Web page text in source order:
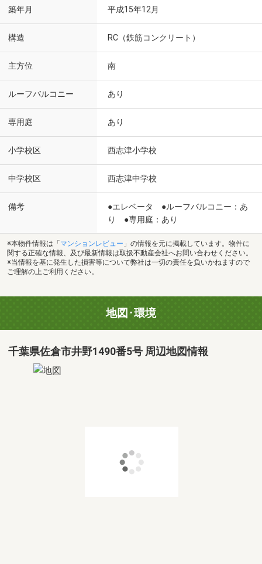
築年月 平成15年12月
構造 RC（鉄筋コンクリート）
主方位 南
ルーフバルコニー あり
専用庭 あり
小学校区 西志津小学校
中学校区 西志津中学校
備考
●エレベータ ●ルーフバルコニー：あ
り ●専用庭：あり
※本物件情報は「 マンションレビュー 」の情報を元に掲載しています。物件に
関する正確な情報、及び最新情報は取扱不動産会社へお問い合わせください。
※当情報を基に発生した損害等について弊社は一切の責任を負いかねますので
ご理解の上ご利用ください。
地図･環境
千葉県佐倉市井野1490番5号 周辺地図情報